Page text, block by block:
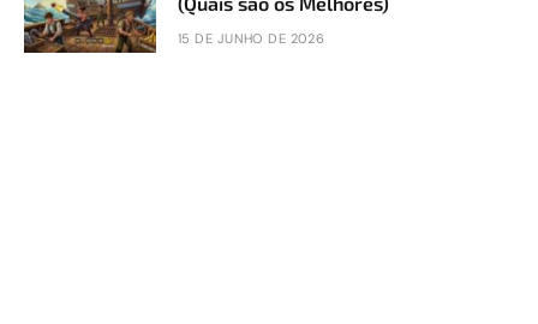
15 DE JUNHO DE 2026